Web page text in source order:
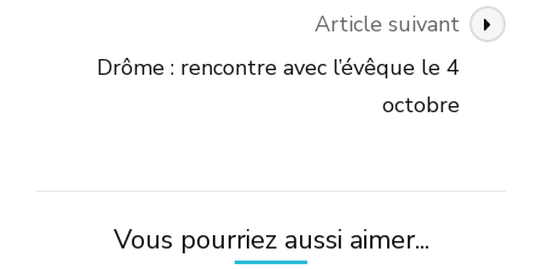
Article suivant
Drôme : rencontre avec l’évêque le 4
octobre
Vous pourriez aussi aimer...